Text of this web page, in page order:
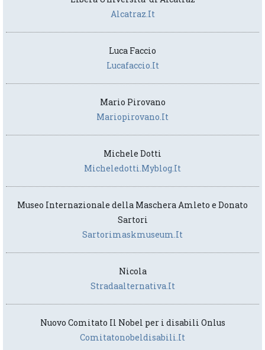
Alcatraz.it
Luca Faccio
Lucafaccio.it
Mario Pirovano
Mariopirovano.it
Michele Dotti
Micheledotti.myblog.it
Museo Internazionale della Maschera Amleto e Donato
Sartori
Sartorimaskmuseum.it
Nicola
Stradaalternativa.it
Nuovo Comitato Il Nobel per i disabili Onlus
Comitatonobeldisabili.it